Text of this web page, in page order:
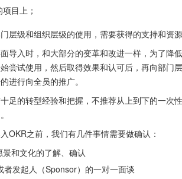
目上；
层级和组织层级的使用，需要获得的支持和资
导入时，和大部分的变革和改进一样，为了降
尝试使用，然后取得效果和认可后，再向部门
进行向全员的推广。
足的转型经验和把握，不推荐从上到下的一次
OKR之前，我们有几件事情需要做确认：
景和文化的了解、确认
者发起人（Sponsor）的一对一面谈